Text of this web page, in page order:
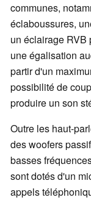
communes,
éclaboussures,
un éclairage
une égalisation
partir d'un
possibilité de
produire un son
Outre les haut-
des woofers
basses
sont dotés d'un
appels